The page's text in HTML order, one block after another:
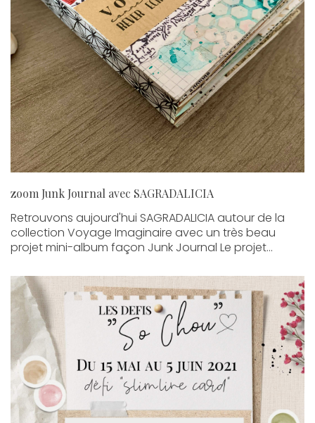
zoom Junk Journal avec SAGRADALICIA
Retrouvons aujourd'hui SAGRADALICIA autour de la
collection Voyage Imaginaire avec un très beau
projet mini-album façon Junk Journal Le projet...